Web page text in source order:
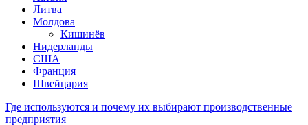
Литва
Молдова
Кишинёв
Нидерланды
США
Франция
Швейцария
Где используются и почему их выбирают производственные
предприятия